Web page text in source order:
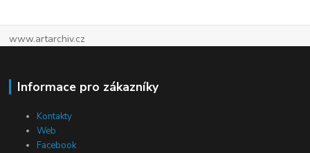
www.artarchiv.cz
Informace pro zákazníky
Kontakty
Web
Facebook